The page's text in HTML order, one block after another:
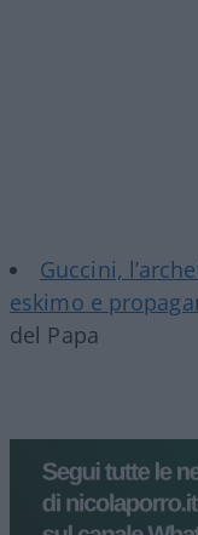
Guccini,
eskimo e
del Papa